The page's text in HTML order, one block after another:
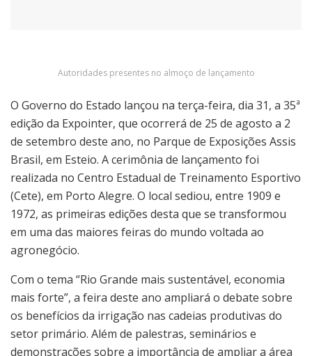
Autoridades presentes no almoço de lançamento
O Governo do Estado lançou na terça-feira, dia 31, a 35ª
edição da Expointer, que ocorrerá de 25 de agosto a 2
de setembro deste ano, no Parque de Exposições Assis
Brasil, em Esteio. A cerimônia de lançamento foi
realizada no Centro Estadual de Treinamento Esportivo
(Cete), em Porto Alegre. O local sediou, entre 1909 e
1972, as primeiras edições desta que se transformou
em uma das maiores feiras do mundo voltada ao
agronegócio.
Com o tema “Rio Grande mais sustentável, economia
mais forte”, a feira deste ano ampliará o debate sobre
os benefícios da irrigação nas cadeias produtivas do
setor primário. Além de palestras, seminários e
demonstrações sobre a importância de ampliar a área